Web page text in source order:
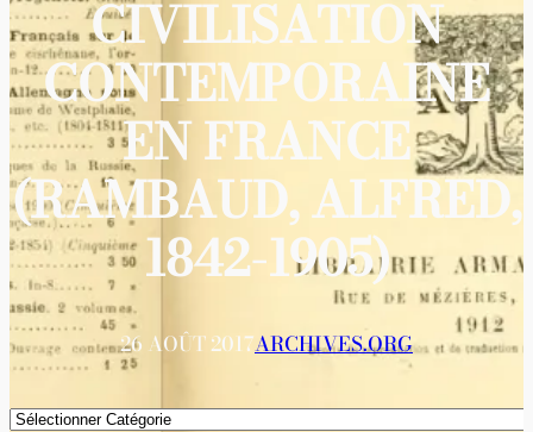
CIVILISATION
CONTEMPORAINE
EN FRANCE
(RAMBAUD, ALFRED,
1842-1905)
26 AOÛT 2017ARCHIVES.ORG
Catégories